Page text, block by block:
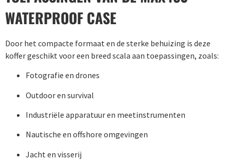
WATERPROOF CASE
Door het compacte formaat en de sterke behuizing is deze
koffer geschikt voor een breed scala aan toepassingen, zoals:
Fotografie en drones
Outdoor en survival
Industriële apparatuur en meetinstrumenten
Nautische en offshore omgevingen
Jacht en visserij